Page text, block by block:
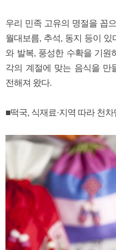
우리 민족 고유의 명절을 꼽
월대보름, 추석, 동지 등이
와 발복, 풍성한 수확을 기원
각의 계절에 맞는 음식을 만
전해져 왔다.
■떡국, 식재료·지역 따라 천차